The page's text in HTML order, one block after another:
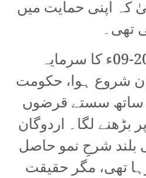
کہ اپنی حمایت میں
تھی۔
مگر جیسے ہی 2008-09ء کا سرمایہ
شروع ہوا، حکومت
ساتھ سستے قرضوں
بڑھنے لگا۔ اردوگان
بلند شرحِ نمو حاصل
تھی، مگر حقیقت